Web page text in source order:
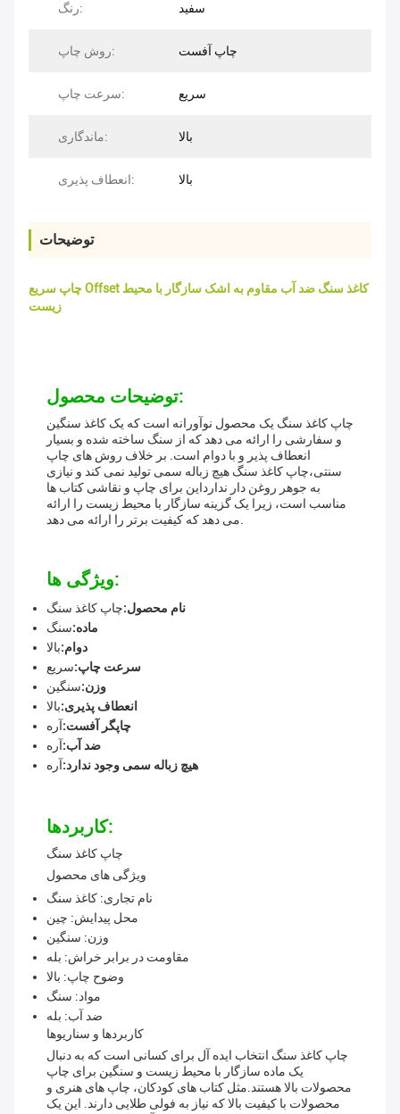
رنگ: سفید
روش چاپ: چاپ آفست
سرعت چاپ: سریع
ماندگاری: بالا
انعطاف پذیری: بالا
توضیحات
چاپ سریع Offset کاغذ سنگ ضد آب مقاوم به اشک سازگار با محیط
زیست
توضیحات محصول:
چاپ کاغذ سنگ یک محصول نوآورانه است که یک کاغذ سنگین
و سفارشی را ارائه می دهد که از سنگ ساخته شده و بسیار
انعطاف پذیر و با دوام است. بر خلاف روش های چاپ
سنتی،چاپ کاغذ سنگ هیچ زباله سمی تولید نمی کند و نیازی
به جوهر روغن دار ندارداین برای چاپ و نقاشی کتاب ها
مناسب است، زیرا یک گزینه سازگار با محیط زیست را ارائه
می دهد که کیفیت برتر را ارائه می دهد.
ویژگی ها:
نام محصول:چاپ کاغذ سنگ
ماده:سنگ
دوام:بالا
سرعت چاپ:سریع
وزن:سنگين
انعطاف پذیری:بالا
چاپگر آفست:آره
ضد آب:آره
هیچ زباله سمی وجود ندارد:آره
کاربردها:
چاپ کاغذ سنگ
ویژگی های محصول
نام تجاری: کاغذ سنگ
محل پیدایش: چین
وزن: سنگین
مقاومت در برابر خراش: بله
وضوح چاپ: بالا
مواد: سنگ
ضد آب: بله
کاربردها و سناریوها
چاپ کاغذ سنگ انتخاب ایده آل برای کسانی است که به دنبال
یک ماده سازگار با محیط زیست و سنگین برای چاپ
محصولات بالا هستند.مثل کتاب های کودکان، چاپ های هنری و
محصولات با کیفیت بالا که نیاز به فولی طلایی دارند. این یک